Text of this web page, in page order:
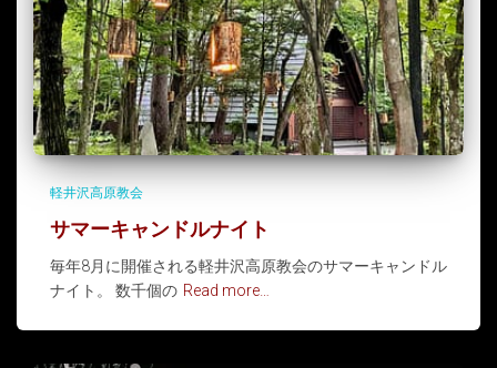
軽井沢高原教会
サマーキャンドルナイト
毎年8月に開催される軽井沢高原教会のサマーキャンドル
ナイト。 数千個の Read more…